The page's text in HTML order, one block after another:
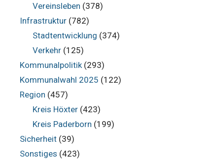
Vereinsleben (378)
Infrastruktur (782)
Stadtentwicklung (374)
Verkehr(125)
Kommunalpolitik(293)
Kommunalwahl 2025 (122)
Region (457)
Kreis Höxter(423)
Kreis Paderborn (199)
Sicherheit (39)
Sonstiges (423)